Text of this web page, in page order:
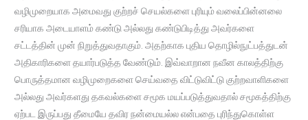
வழிமுறையாக அமைவது குற்றச் செயல்களை புரியும் வலைப்பின்னலை
சரியாக அடையாளம் கண்டு அல்லது கண்டுபிடித்து அவர்களை
சட்டத்தின் முன் நிறுத்துவதாகும். அதற்காக புதிய தொழில்நுட்பத்துடன்
அதிகாரிகளை தயார்படுத்த வேண்டும். இவ்வாறான நவீன காலத்திற்கு
பொருத்தமான வழிமுறைகளை செய்வதை விட்டுவிட்டு குற்றவாளிகளை
அல்லது அவர்களது தகவல்களை சமூக மயப்படுத்துவதால் சமூகத்திற்கு
ஏற்பட இருப்பது தீமையே தவிர நன்மையல்ல என்பதை புரிந்துகொள்ள